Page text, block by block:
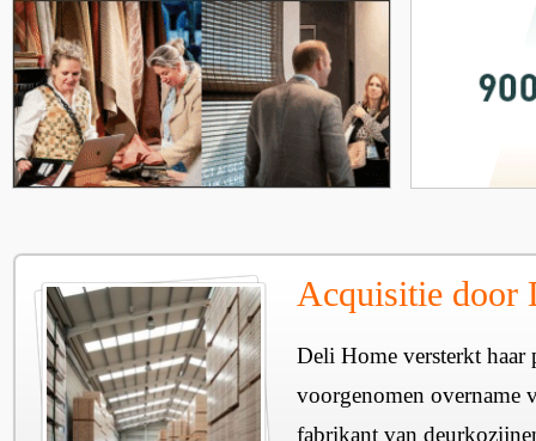
Acquisitie door
Deli Home versterkt haar
voorgenomen overname
fabrikant van